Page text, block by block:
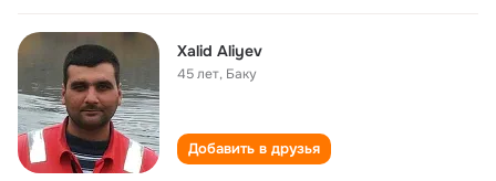
Xalid Aliyev
45 лет, Баку
Добавить в друзья